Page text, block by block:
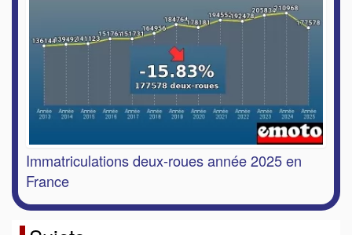
Immatriculations deux-roues année 2025 en
France